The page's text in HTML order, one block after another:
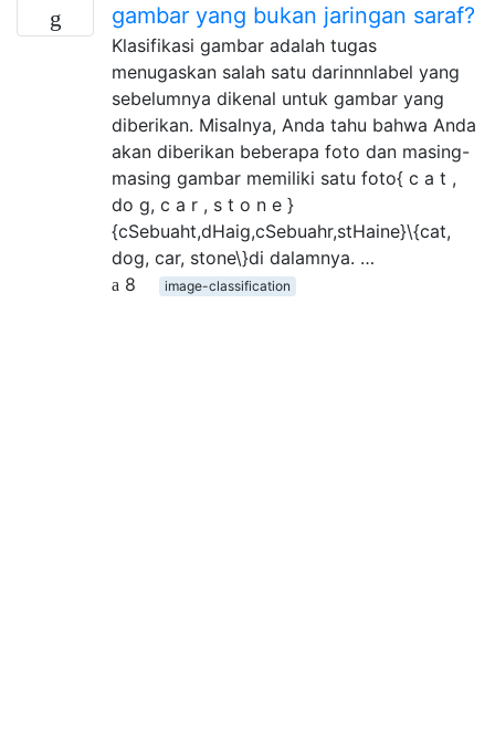
gambar yang bukan jaringan saraf?
Klasifikasi gambar adalah tugas
menugaskan salah satu darinnnlabel yang
sebelumnya dikenal untuk gambar yang
diberikan. Misalnya, Anda tahu bahwa Anda
akan diberikan beberapa foto dan masing-
masing gambar memiliki satu foto{ c a t ,
do g, c a r , s t o n e }
{cSebuaht,dHaig,cSebuahr,stHaine}\{cat,
dog, car, stone\}di dalamnya. …
8
image-classification